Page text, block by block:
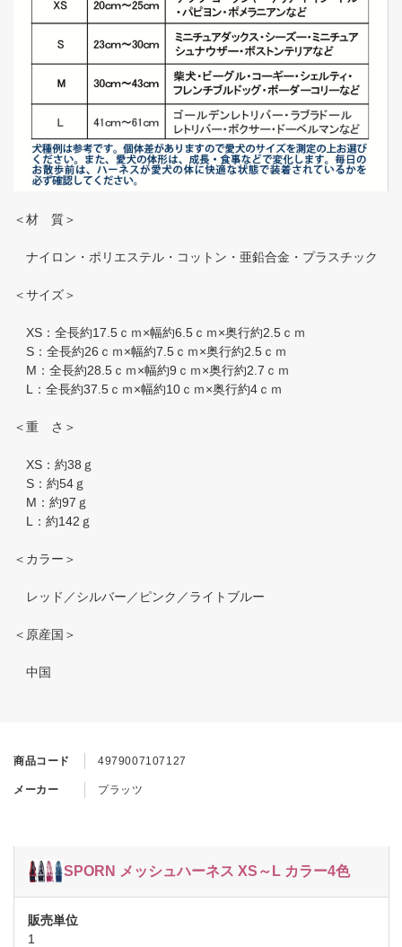
商品コード 4979007107127
メーカー プラッツ
SPORN メッシュハーネス XS～L カラー4色
1
＜材 質＞
ナイロン・ポリエステル・コットン・亜鉛合金・プラスチック
＜サイズ＞
XS：全長約17.5ｃｍ×幅約6.5ｃｍ×奥行約2.5ｃｍ
S：全長約26ｃｍ×幅約7.5ｃｍ×奥行約2.5ｃｍ
M：全長約28.5ｃｍ×幅約9ｃｍ×奥行約2.7ｃｍ
L：全長約37.5ｃｍ×幅約10ｃｍ×奥行約4ｃｍ
＜重 さ＞
XS：約38ｇ
S：約54ｇ
M：約97ｇ
L：約142ｇ
＜カラー＞
レッド／シルバー／ピンク／ライトブルー
＜原産国＞
中国